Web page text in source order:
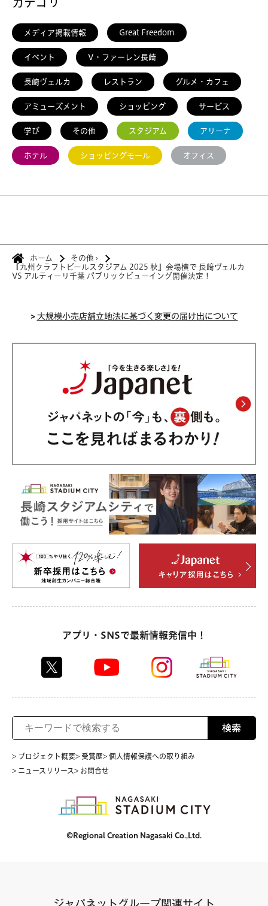
カテゴリ
メディア掲載情報 Great Freedom
イベント V・ファーレン長崎
長崎ヴェルカ レストラン グルメ・カフェ
アミューズメント ショッピング サービス
学び その他 スタジアム アリーナ
ホテル ショッピングモール オフィス
ホーム その他 ›
『九州クラフトビールスタジアム 2025 秋』会場横で 長﨑ヴェルカ
VS アルティーリ千葉 パブリックビューイング開催決定！
>大規模小売店舗立地法に基づく変更の届け出について
アプリ・SNSで最新情報発信中！
検索
> プロジェクト概要> 受賞歴> 個人情報保護への取り組み
> ニュースリリース> お問合せ
©Regional Creation Nagasaki Co.,Ltd.
ジャパネットグループ関連サイト